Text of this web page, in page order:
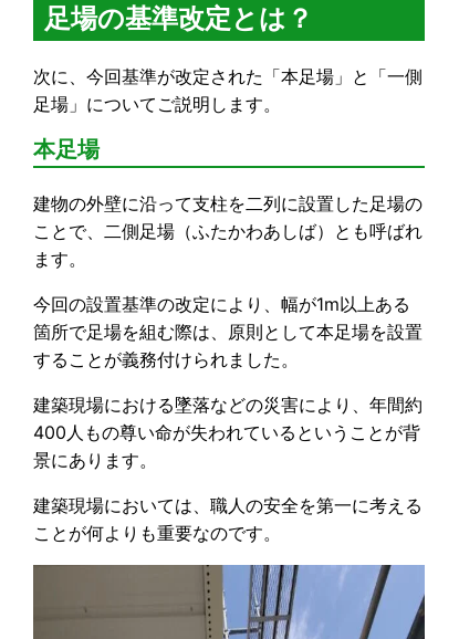
足場の基準改定とは？
次に、今回基準が改定された「本足場」と「一側
足場」についてご説明します。
本足場
建物の外壁に沿って支柱を二列に設置した足場の
ことで、二側足場（ふたかわあしば）とも呼ばれ
ます。
今回の設置基準の改定により、幅が1m以上ある
箇所で足場を組む際は、原則として本足場を設置
することが義務付けられました。
建築現場における墜落などの災害により、年間約
400人もの尊い命が失われているということが背
景にあります。
建築現場においては、職人の安全を第一に考える
ことが何よりも重要なのです。